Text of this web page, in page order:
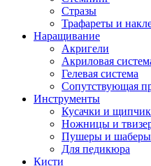
Стразы
Трафареты и
Наращивание
Акригели
Акриловая
Гелевая система
Сопутствующая
Инструменты
Кусачки и
Ножницы и
Пушеры и шаберы
Для педикюра
Кисти